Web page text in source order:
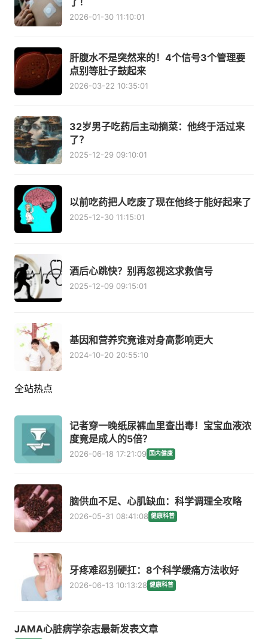
2026-01-30 11:10:01
肝腹水不是突然来的！4个信号3个管理要
点别等肚子鼓起来
2026-03-22 10:35:01
32岁男子吃药后主动摘菜：他终于活过来
了？
2025-12-29 09:10:01
以前吃药把人吃废了现在他终于能好起来了
2025-12-30 11:15:01
酒后心跳快？别再忽视这求救信号
2025-12-09 09:15:01
基因和营养究竟谁对身高影响更大
2024-10-20 20:55:10
全站热点
记者穿一晚纸尿裤血里查出毒！宝宝血液浓
度竟是成人的5倍？
2026-06-18 17:21:09 国内健康
脑供血不足、心肌缺血：科学调理全攻略
2026-05-31 08:41:08 健康科普
牙疼难忍别硬扛：8个科学缓痛方法收好
2026-06-13 10:13:28 健康科普
JAMA心脏病学杂志最新发表文章